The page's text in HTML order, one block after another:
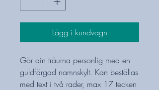
Lägg i kundvagn
Gör din träurna personlig med en
guldfärgad namnskylt. Kan beställas
med text i två rader, max 17 tecken